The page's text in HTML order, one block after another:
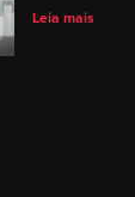
Leia mais